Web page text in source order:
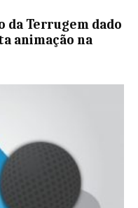
da Terrugem dado
animação na